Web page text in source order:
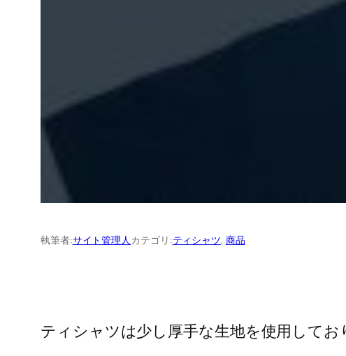
執筆者:サイト管理人 カテゴリ:ティシャツ, 商品
ティシャツは少し厚手な生地を使用してお